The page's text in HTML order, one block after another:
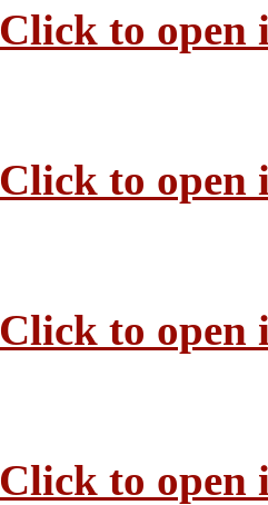
Click to open
Click to open
Click to open
Click to open